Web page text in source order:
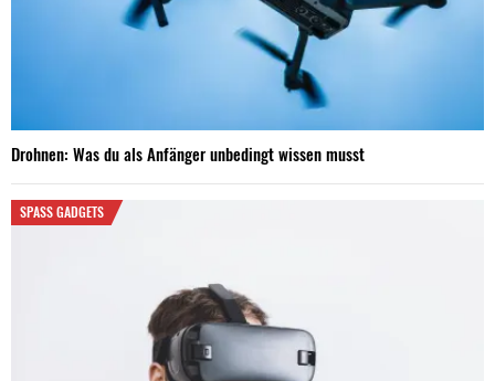
Drohnen: Was du als Anfänger unbedingt wissen musst
SPASS GADGETS